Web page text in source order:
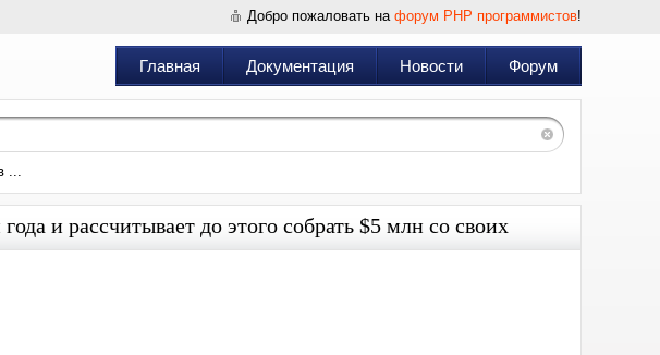
Добро пожаловать на форум PHP программистов!
Главная Документация Новости Форум
...
и рассчитывает до этого собрать $5 млн со своих